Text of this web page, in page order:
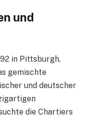
und
in Pittsburgh,
gemischte
und deutscher
die Chartiers